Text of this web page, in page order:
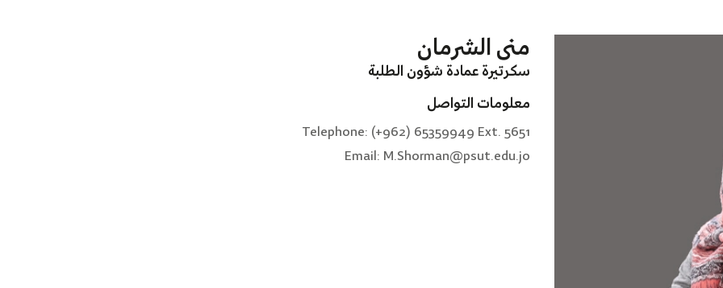
منى الشرمان
سكرتيرة عمادة شؤون الطلبة
معلومات التواصل
Telephone: (+962) 65359949 Ext. 5651
Email: M.Shorman@psut.edu.jo